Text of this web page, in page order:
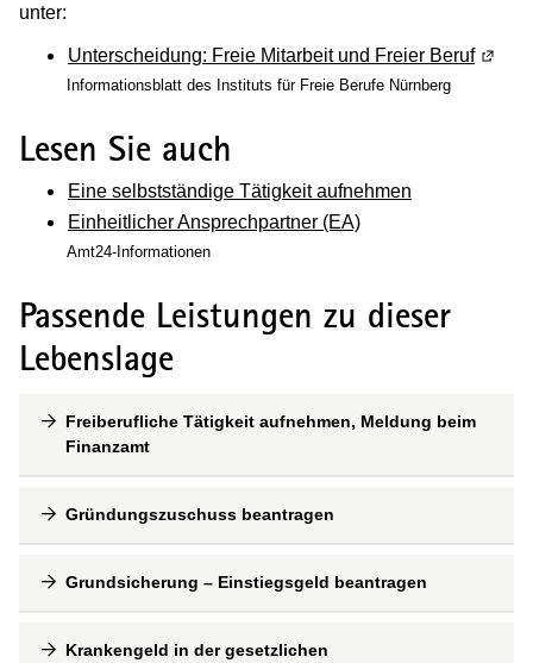
unter:
Unterscheidung: Freie Mitarbeit und Freier Beruf(Wird
Informationsblatt des Instituts für Freie Berufe Nürnberg
Lesen Sie auch
Eine selbstständige Tätigkeit aufnehmen
Einheitlicher Ansprechpartner (EA)
Amt24-Informationen
Passende Leistungen zu dieser
Lebenslage
Freiberufliche Tätigkeit aufnehmen, Meldung beim
Finanzamt
Gründungszuschuss beantragen
Grundsicherung – Einstiegsgeld beantragen
Krankengeld in der gesetzlichen